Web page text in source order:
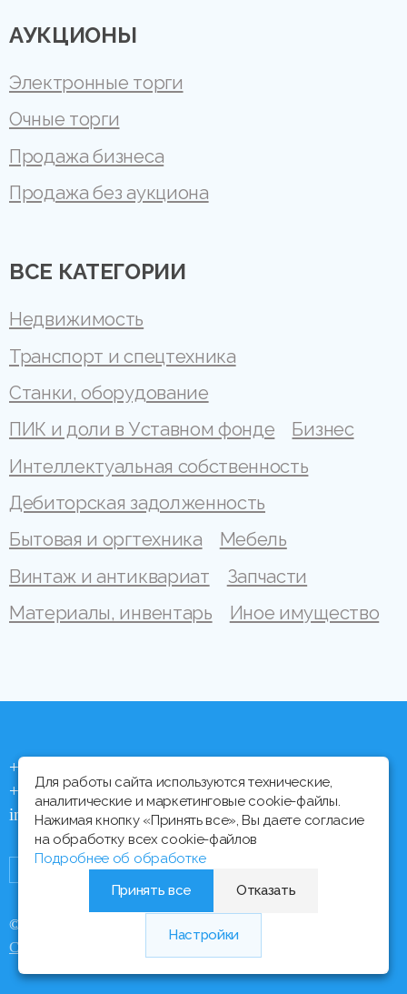
АУКЦИОНЫ
Электронные торги
Очные торги
Продажа бизнеса
Продажа без аукциона
ВСЕ КАТЕГОРИИ
Недвижимость
Транспорт и спецтехника
Станки, оборудование
ПИК и доли в Уставном фонде
Бизнес
Интеллектуальная собственность
Дебиторская задолженность
Бытовая и оргтехника
Мебель
Винтаж и антиквариат
Запчасти
Материалы, инвентарь
Иное имущество
+375 (44) 704 92 06
+375 (17) 373 21 33
info@ipmtorgi.by
© Все права защищены, 2000 - 2026 ИПМ-Торги
Сайт разработан
Медиа Лайн
Для работы сайта используются технические,
аналитические и маркетинговые cookie-файлы.
Нажимая кнопку «Принять все», Вы даете согласие
на обработку всех cookie-файлов
Подробнее об обработке
Принять все
Отказать
Настройки